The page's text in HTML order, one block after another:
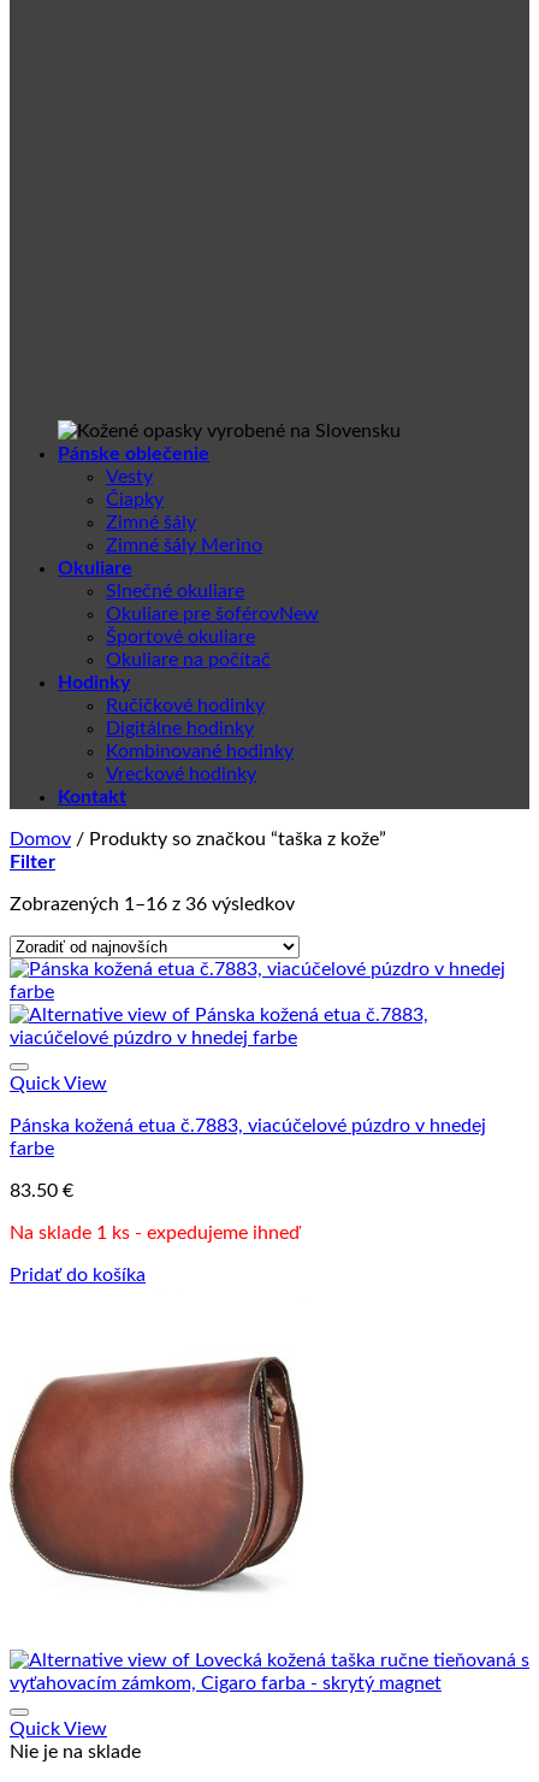
Pánske oblečenie
Vesty
Čiapky
Zimné šály
Zimné šály Merino
Okuliare
Slnečné okuliare
Okuliare pre šoférov
Športové okuliare
Okuliare na počítač
Hodinky
Ručičkové hodinky
Digitálne hodinky
Kombinované hodinky
Vreckové hodinky
Kontakt
Domov / Produkty so značkou “taška z kože”
Filter
Zobrazených 1–16 z 36 výsledkovZoradené
najnovších
Quick View
Pánska kožená etua č.7883, viacúčelové púzdro v hnedej
farbe
83.50 €
Na sklade 1 ks - expedujeme ihneď
Pridať do košíka
Quick View
Nie je na sklade